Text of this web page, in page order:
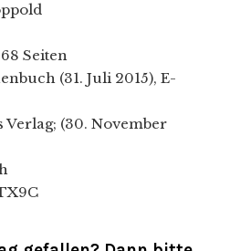
Seiten
(31. Juli 2015), E-
Verlag; (30. November